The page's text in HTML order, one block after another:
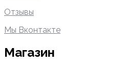
Отзывы
Мы Вконтакте
Магазин